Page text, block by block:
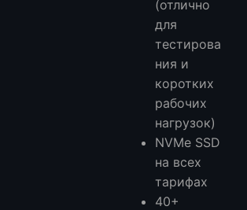
(отлично
для
тестирова
ния и
коротких
рабочих
нагрузок)
NVMe SSD
на всех
тарифах
40+